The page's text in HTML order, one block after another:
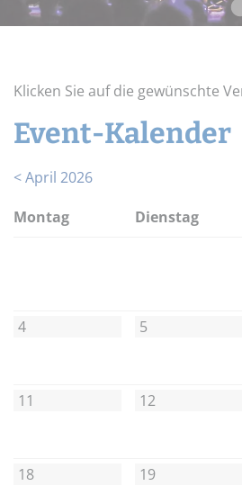
Klicken Sie auf die gewünschte
Event-Kalender
< April 2026
Montag Dienstag
4 5
11 12
18 19